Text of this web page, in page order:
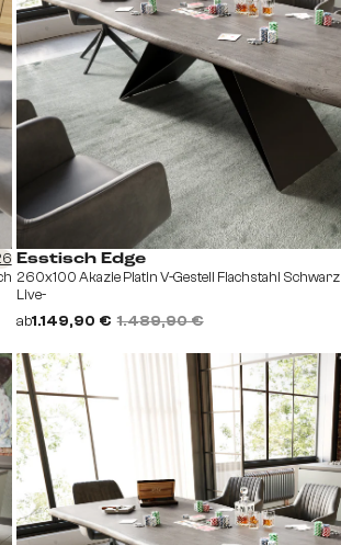
Esstisch Edge
260x100 Akazie Platin V-Gestell Flachstahl Schwarz
Live-
ab1.149,90 € 1.489,90 €